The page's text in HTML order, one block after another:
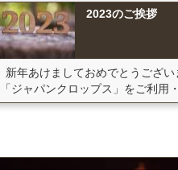
2023のご挨拶
新年あけましておめでとうござ
「ジャパンクロップス」をご利用